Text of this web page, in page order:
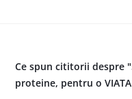
Ce spun cititorii despre
proteine, pentru o VIATA